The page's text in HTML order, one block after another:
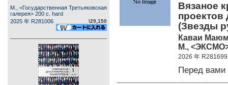
М., <Государственная Третьяковская
галерея> 200 c. hard
2025 年 R281006
\29,150
Вязаное
проектов
(Звезды
Каваи
М.,
2026 年 R281699
Перед